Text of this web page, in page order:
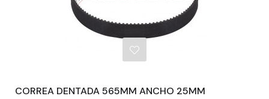
CORREA DENTADA 565MM ANCHO 25MM